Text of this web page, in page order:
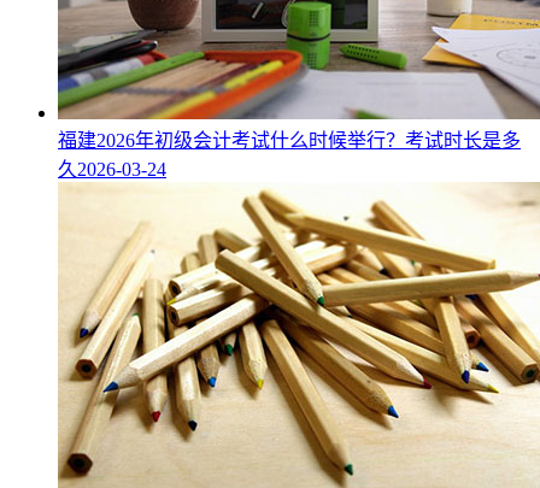
福建2026年初级会计考试什么时候举行？考试时长是多
久 2026-03-24